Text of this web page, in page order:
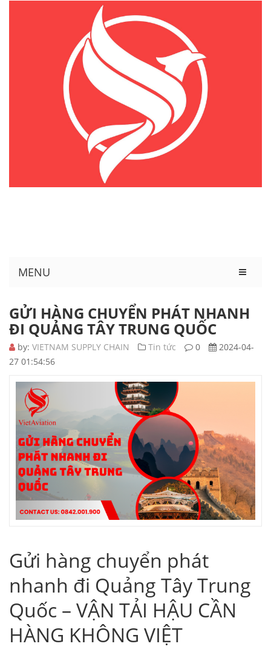
MENU
GỬI HÀNG CHUYỂN PHÁT NHANH
ĐI QUẢNG TÂY TRUNG QUỐC
by: VIETNAM SUPPLY CHAIN Tin tức 0
2024-04-
27 01:54:56
Gửi hàng chuyển phát
nhanh đi Quảng Tây Trung
Quốc – VẬN TẢI HẬU CẦN
HÀNG KHÔNG VIỆT